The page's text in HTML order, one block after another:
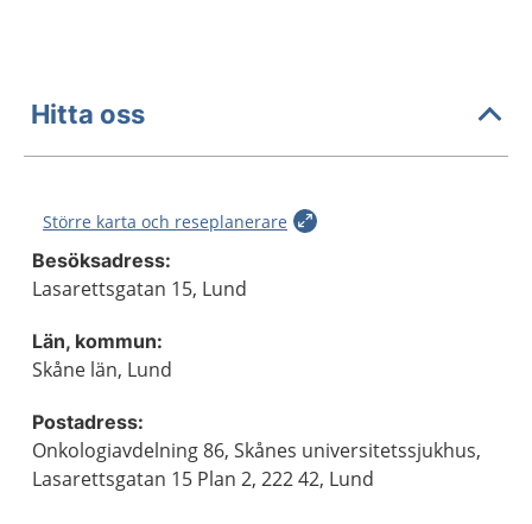
Hitta oss
Större karta och reseplanerare
Besöksadress:
Lasarettsgatan 15, Lund
Län, kommun:
Skåne län, Lund
Postadress:
Onkologiavdelning 86, Skånes universitetssjukhus,
Lasarettsgatan 15 Plan 2, 222 42, Lund